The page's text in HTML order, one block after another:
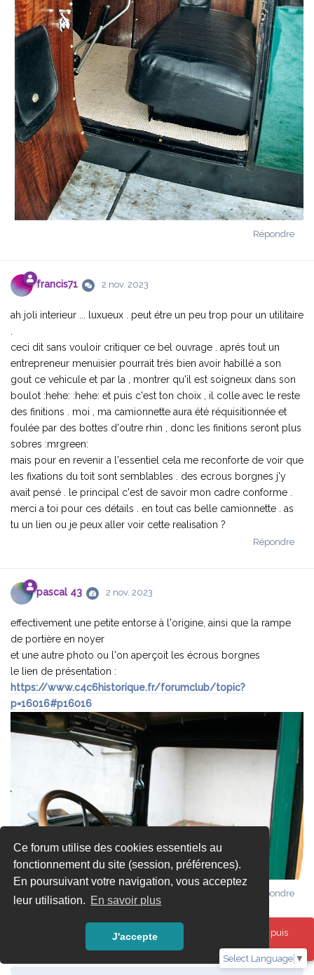
Ce forum utilise des cookies essentiels au
fonctionnement du site (session, préférences).
En poursuivant votre navigation, vous acceptez
leur utilisation. En savoir plus
J'accepte
Select Language ▼
Répondre
francis71 2 nov. 2023
ah joli interieur ... luxueux . peut étre un peu trop pour un utilitaire
ceci dit sans vouloir critiquer ce bel ouvrage . aprés tout un
entrepreneur menuisier pourrait trés bien avoir habillé a son
gout ce vehicule et par la , montrer qu'il est soigneux dans son
boulot :hehe: :hehe: et puis c'est ton choix , il colle avec le reste
des finitions . moi , ma camionnette aura été réquisitionnée et
foulée par des bottes d'outre rhin , donc les finitions seront plus
sobres :mrgreen:
mais pour en revenir a l'essentiel cela me reconforte de voir que
les fixations du toit sont semblables . des ecrous borgnes j'y
avait pensé . le principal c'est de savoir mon cadre conforme .
merci a toi pour ces détails . en tout cas belle camionnette . as
tu un lien ou je peux aller voir cette realisation ?
Répondre
pascal 43 2 nov. 2023
effectivement une petite entorse à l'origine, ainsi que la rampe
de portière en noyer
et une autre photo ou l'on aperçoit les écrous borgnes
le lien de présentation :
https://www.c4c6historique.fr/forumclub/topic?
p=16016#p16016
Répondre
Oups ! Une erreur est survenue. Veuillez actualiser la page puis